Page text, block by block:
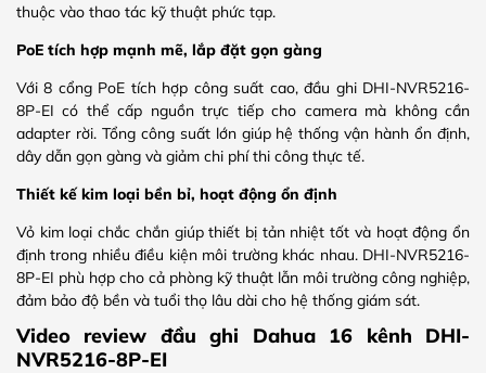
thuộc vào thao tác kỹ thuật phức tạp.
PoE tích hợp mạnh mẽ, lắp đặt gọn gàng
Với 8 cổng PoE tích hợp công suất cao, đầu ghi DHI-NVR5216-
8P-EI có thể cấp nguồn trực tiếp cho camera mà không cần
adapter rời. Tổng công suất lớn giúp hệ thống vận hành ổn định,
dây dẫn gọn gàng và giảm chi phí thi công thực tế.
Thiết kế kim loại bền bỉ, hoạt động ổn định
Vỏ kim loại chắc chắn giúp thiết bị tản nhiệt tốt và hoạt động ổn
định trong nhiều điều kiện môi trường khác nhau. DHI-NVR5216-
8P-EI phù hợp cho cả phòng kỹ thuật lẫn môi trường công nghiệp,
đảm bảo độ bền và tuổi thọ lâu dài cho hệ thống giám sát.
Video review đầu ghi Dahua 16 kênh DHI-
NVR5216-8P-EI